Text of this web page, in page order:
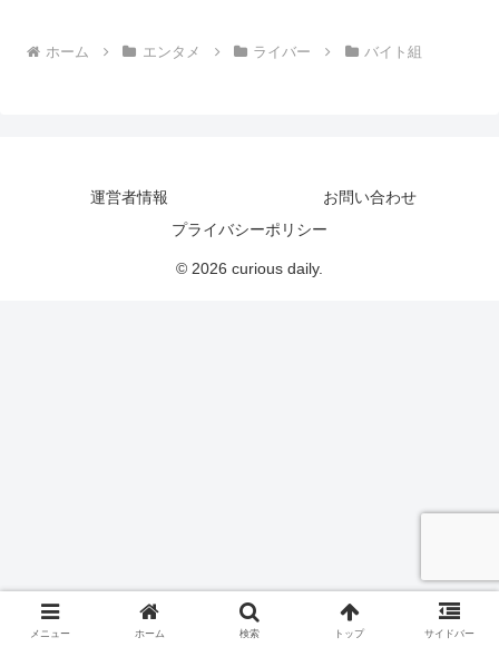
ホーム エンタメ ライバー バイト組
運営者情報
お問い合わせ
プライバシーポリシー
© 2026 curious daily.
メニュー ホーム 検索 トップ サイドバー